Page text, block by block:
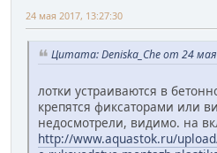
24 мая 2017, 13:27:30
Цитата: Deniska_Che от 24
лотки устраиваются в
крепятся фиксаторами или
недосмотрели, видимо. на
http://www.aquastok.ru/